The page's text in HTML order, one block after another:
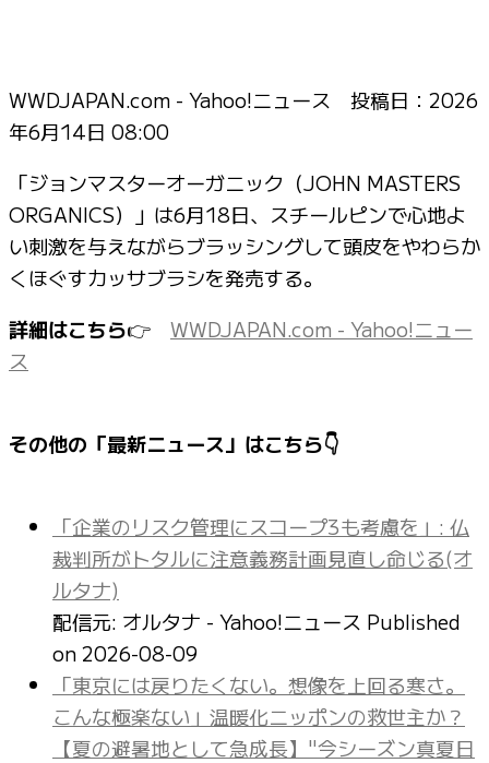
WWDJAPAN.com - Yahoo!ニュース 投稿日： 2026
年6月14日 08:00
「ジョンマスターオーガニック（JOHN MASTERS
ORGANICS）」は6月18日、スチールピンで心地よ
い刺激を与えながらブラッシングして頭皮をやわらか
くほぐすカッサブラシを発売する。
詳細はこちら👉 WWDJAPAN.com - Yahoo!ニュー
ス
その他の「最新ニュース」はこちら👇
「企業のリスク管理にスコープ3も考慮を」: 仏
裁判所がトタルに注意義務計画見直し命じる(オ
ルタナ)
配信元: オルタナ - Yahoo!ニュース Published
on 2026-08-09
「東京には戻りたくない。想像を上回る寒さ。
こんな極楽ない」温暖化ニッポンの救世主か？
【夏の避暑地として急成長】"今シーズン真夏日